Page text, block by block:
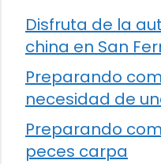
Disfruta de la
china en San
Preparando
necesidad de
Preparando
peces carpa